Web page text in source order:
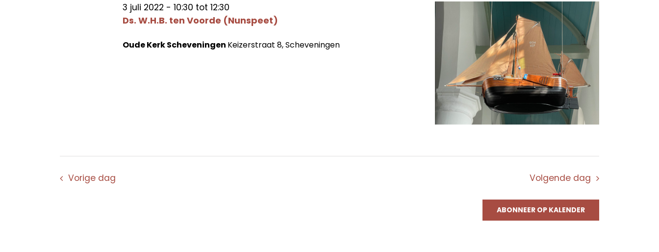
Ds. W.H.B. ten Voorde (Nunspeet)
3 juli 2022 - 10:30 tot 12:30
Oude Kerk Scheveningen Keizerstraat 8, Scheveningen
Vorige dag Volgende dag
ABONNEER OP KALENDER